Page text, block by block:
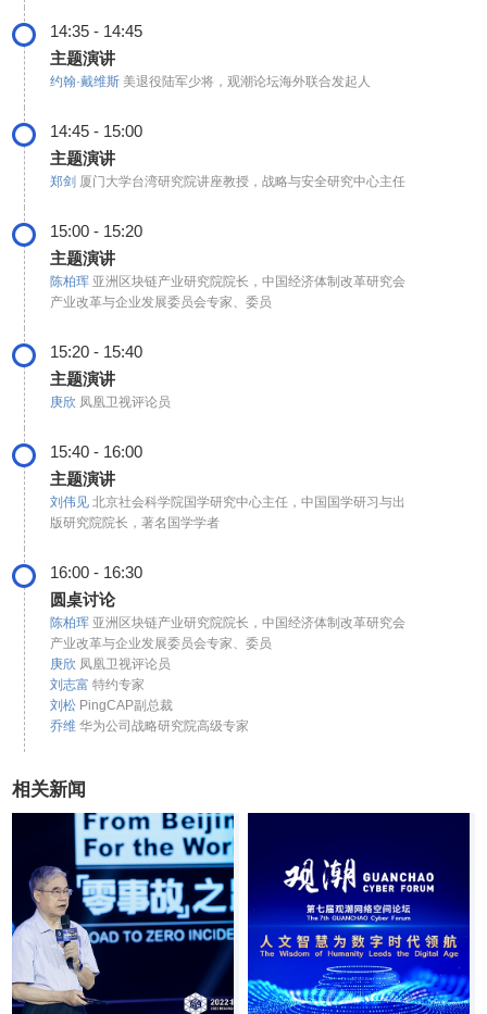
14:35 - 14:45
主题演讲
约翰·戴维斯美退役陆军少将，观潮论坛海外联合发起人
14:45 - 15:00
主题演讲
郑剑厦门大学台湾研究院讲座教授，战略与安全研究中心主任
15:00 - 15:20
主题演讲
陈柏珲亚洲区块链产业研究院院长，中国经济体制改革研究会
产业改革与企业发展委员会专家、委员
15:20 - 15:40
主题演讲
庚欣 凤凰卫视评论员
15:40 - 16:00
主题演讲
刘伟见北京社会科学院国学研究中心主任，中国国学研习与出
版研究院院长，著名国学学者
16:00 - 16:30
圆桌讨论
陈柏珲亚洲区块链产业研究院院长，中国经济体制改革研究会
产业改革与企业发展委员会专家、委员
庚欣 凤凰卫视评论员
刘志富 特约专家
刘松PingCAP副总裁
乔维华为公司战略研究院高级专家
相关新闻